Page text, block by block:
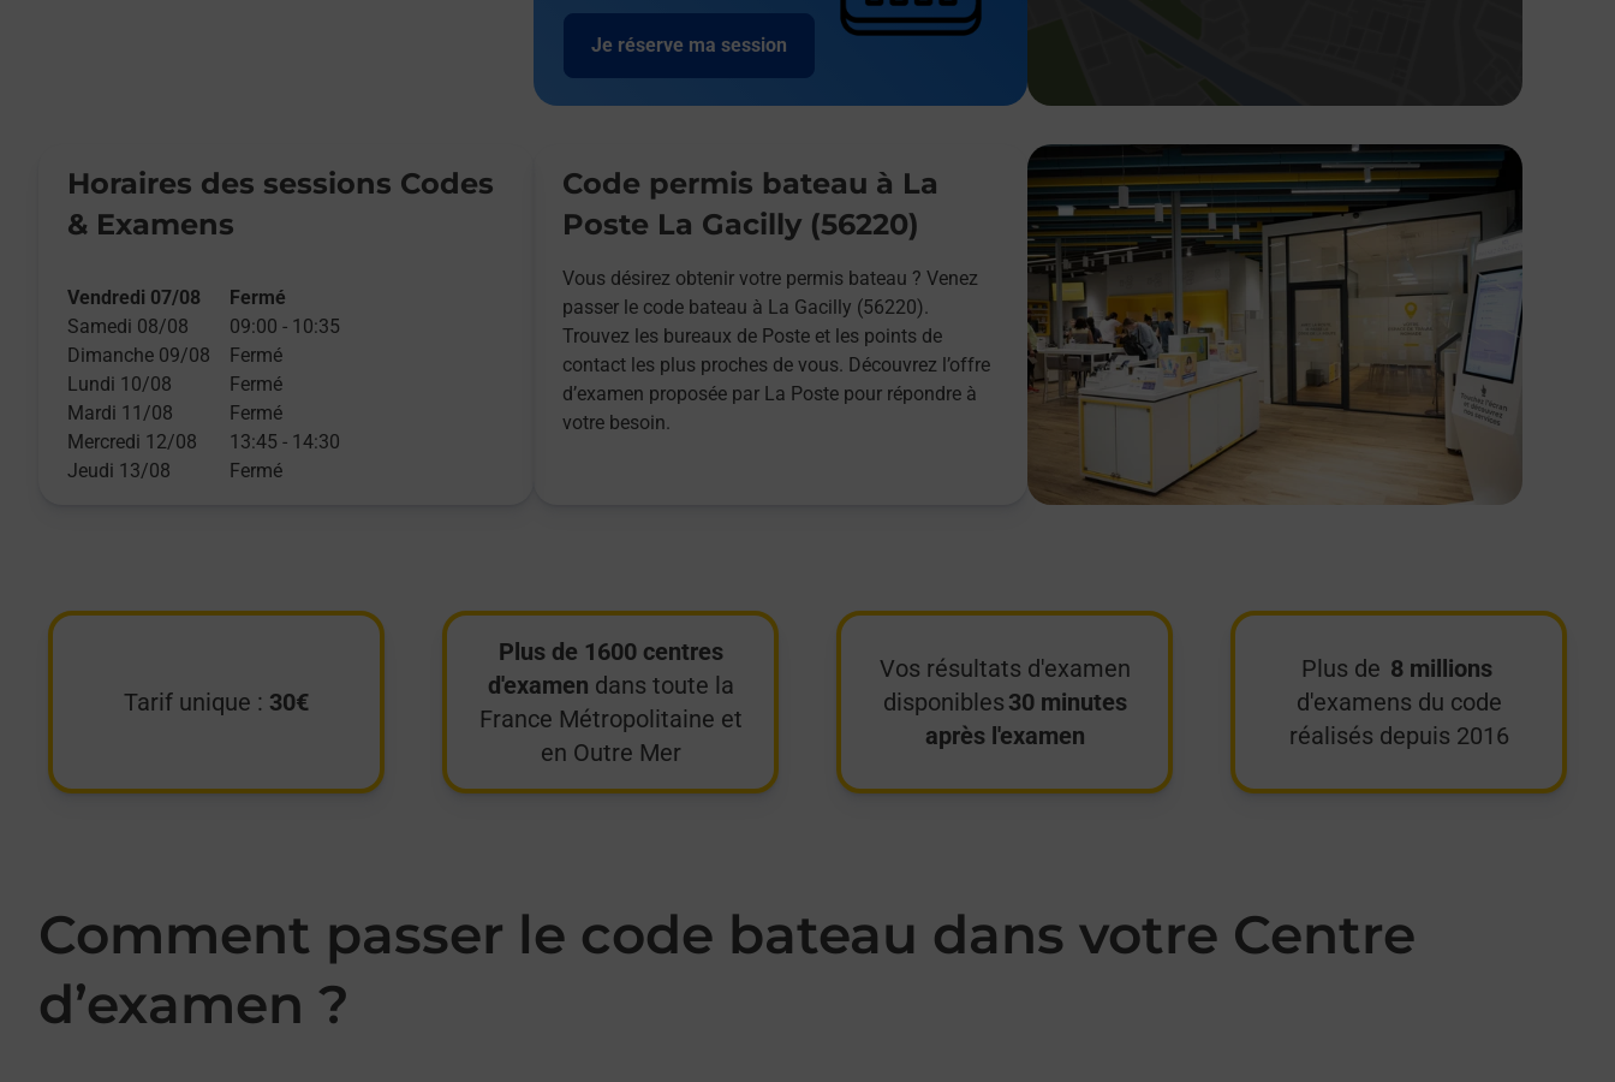
Je réserve ma session
Horaires des sessions Codes
& Examens
Vendredi 07/08
Fermé
Samedi 08/08
09:00 - 10:35
Dimanche 09/08
Fermé
Lundi 10/08
Fermé
Mardi 11/08
Fermé
Mercredi 12/08
13:45 - 14:30
Jeudi 13/08
Fermé
Code permis bateau à La
Poste La Gacilly (56220)
Vous désirez obtenir votre permis bateau ? Venez
passer le code bateau à La Gacilly (56220).
Trouvez les bureaux de Poste et les points de
contact les plus proches de vous. Découvrez l’offre
d’examen proposée par La Poste pour répondre à
votre besoin.
Tarif unique : 30€
Plus de 1600 centres
d'examen dans toute la
France Métropolitaine et
en Outre Mer
Vos résultats d'examen
disponibles 30 minutes
après l'examen
Plus de 8 millions
d'examens du code
réalisés depuis 2016
Comment passer le code bateau dans votre Centre
d’examen ?